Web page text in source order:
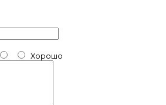
Хорошо